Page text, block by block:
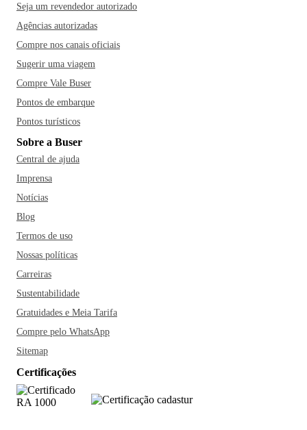
Seja um revendedor autorizado
Agências autorizadas
Compre nos canais oficiais
Sugerir uma viagem
Compre Vale Buser
Pontos de embarque
Pontos turísticos
Sobre a Buser
Central de ajuda
Imprensa
Notícias
Blog
Termos de uso
Nossas políticas
Carreiras
Sustentabilidade
Gratuidades e Meia Tarifa
Compre pelo WhatsApp
Sitemap
Certificações